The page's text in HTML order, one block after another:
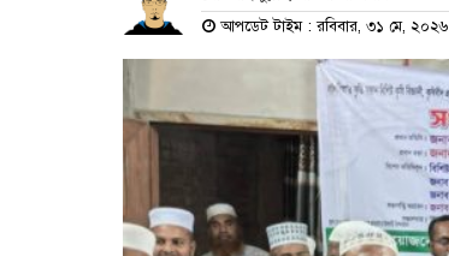
আপডেট টাইম : রবিবার, ৩১ মে, ২০২৬